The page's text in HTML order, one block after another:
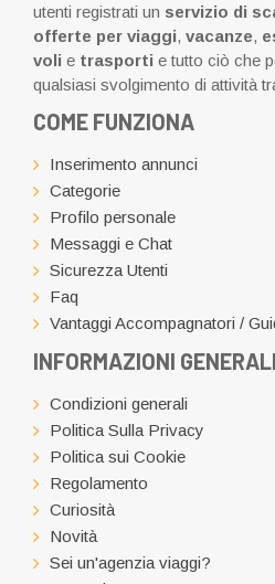
utenti registrati un servizio di
offerte per viaggi, vacanze,
voli e trasporti e tutto ciò che
qualsiasi svolgimento di attività
COME FUNZIONA
Inserimento annunci
Categorie
Profilo personale
Messaggi e Chat
Sicurezza Utenti
Faq
Vantaggi Accompagnatori /
INFORMAZIONI GENERALI
Condizioni generali
Politica Sulla Privacy
Politica sui Cookie
Regolamento
Curiosità
Novità
Sei un'agenzia viaggi?